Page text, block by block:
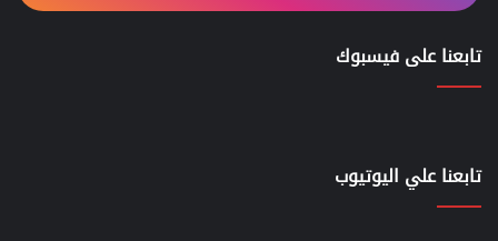
تابعنا على فيسبوك
تابعنا علي اليوتيوب